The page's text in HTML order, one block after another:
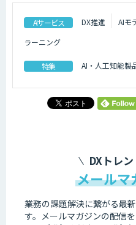
AIサービス DX推進 AIモ
ラーニング
特集 AI・人工知能製
DXトレ
メールマ
業務の課題解決に繋がる最
す。 メールマガジンの配信